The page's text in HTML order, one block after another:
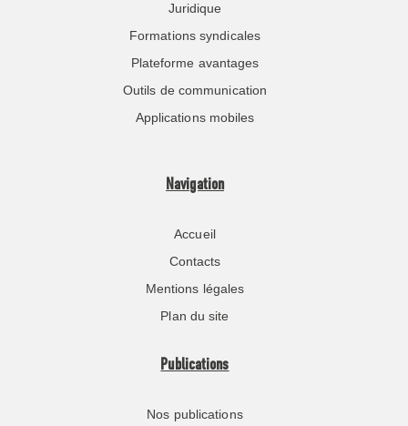
Juridique
Formations syndicales
Plateforme avantages
Outils de communication
Applications mobiles
Navigation
Accueil
Contacts
Mentions légales
Plan du site
Publications
Nos publications